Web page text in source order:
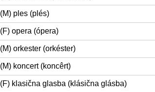
(M) ples (plés)
(F) opera (ópera)
(M) orkester (orkéster)
(M) koncert (koncêrt)
(F) klasična glasba (klásična glásba)